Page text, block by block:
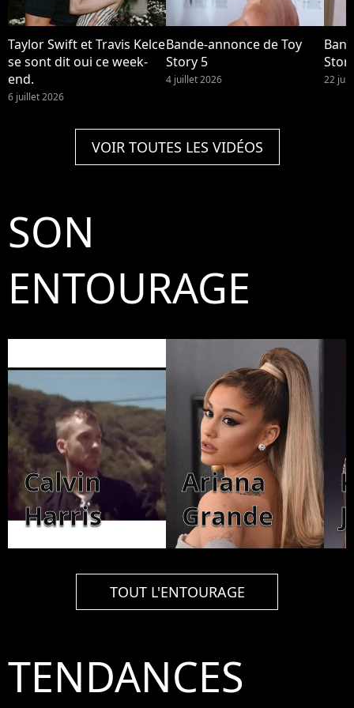
Taylor Swift et Travis Kelce
se sont dit oui ce week-
end.
6 juillet 2026
Bande-annonce de Toy
Story 5
4 juillet 2026 22
VOIR TOUTES LES VIDÉOS
SON
ENTOURAGE
Calvin
Harris
Ariana
Grande
TOUT L'ENTOURAGE
TENDANCES